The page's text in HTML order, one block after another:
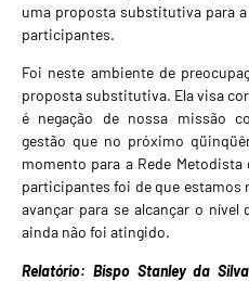
uma proposta substitutiva para
participantes.
Foi neste ambiente de
proposta substitutiva. Ela visa
é negação de nossa missão
gestão que no próximo
momento para a Rede
participantes foi de que estamos
avançar para se alcançar o nível
ainda não foi atingido.
Relatório: Bispo Stanley da